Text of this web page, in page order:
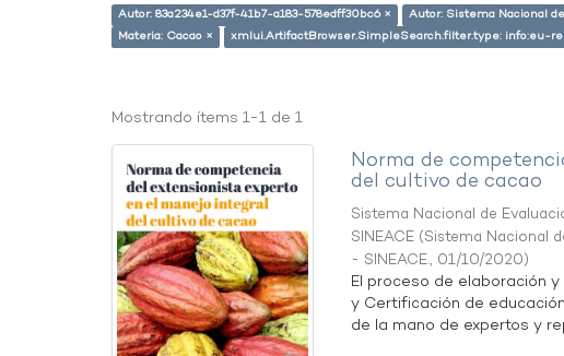
Autor: 83a234e1-d37f-41b7-a183-578edff30bc6 ×
Autor: Sistema Nacional
Materia: Cacao ×
xmlui.ArtifactBrowser.SimpleSearch.filter.type: info:eu-
Mostrando ítems 1-1 de 1
Norma de
del cultivo de cacao
Sistema Nacional de
SINEACE (Sistema Nacional
- SINEACE., 01/10/2020)
El proceso de elaboración
y Certificación de
de la mano de expertos y